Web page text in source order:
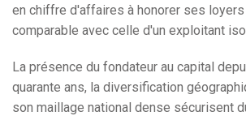
en chiffre d'affaires à honorer ses loyers
comparable avec celle d'un exploitant
La présence du fondateur au capital
quarante ans, la diversification
son maillage national dense sécurisent